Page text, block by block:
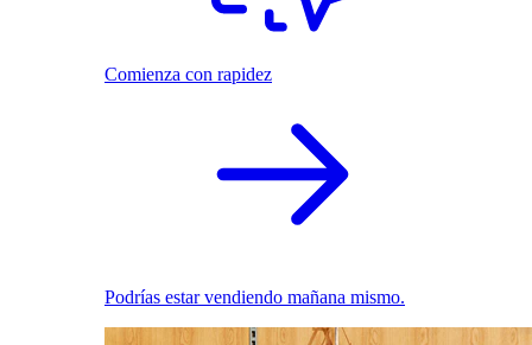
Comienza con rapidez
Podrías estar vendiendo mañana mismo.